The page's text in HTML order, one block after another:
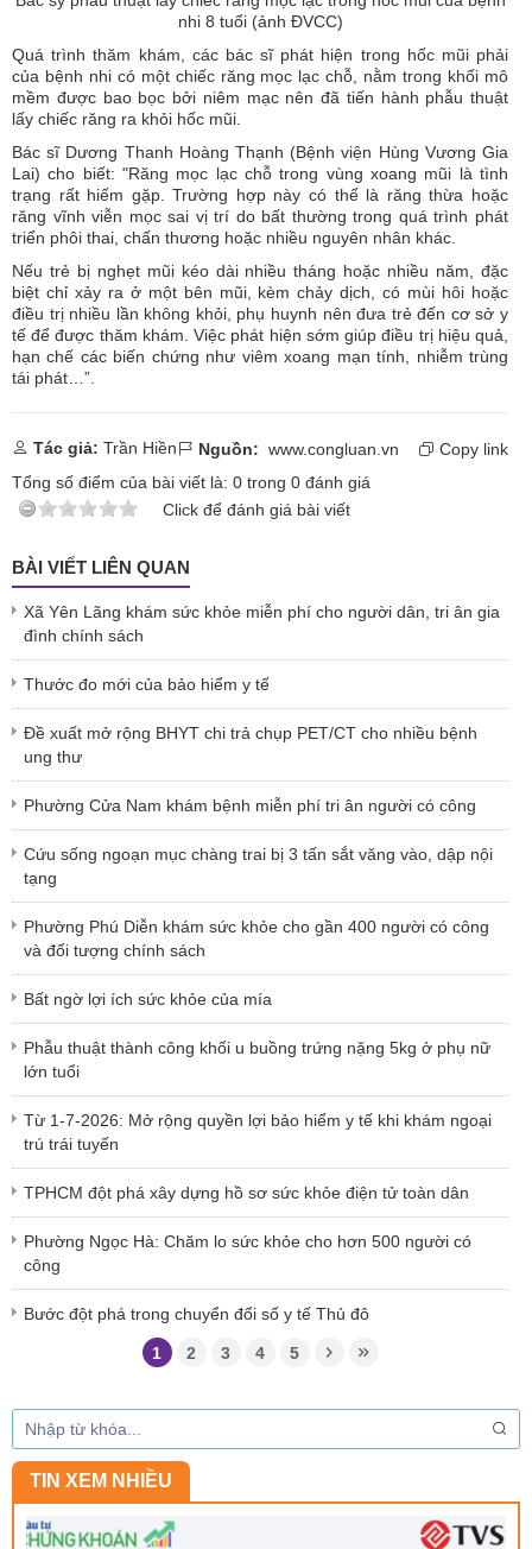
nhi 8 tuổi (ảnh ĐVCC)
Quá trình thăm khám, các bác sĩ phát hiện trong hốc mũi phải
của bệnh nhi có một chiếc răng mọc lạc chỗ, nằm trong khối mô
mềm được bao bọc bởi niêm mạc nên đã tiến hành phẫu thuật
lấy chiếc răng ra khỏi hốc mũi.
Bác sĩ Dương Thanh Hoàng Thạnh (Bệnh viện Hùng Vương Gia
Lai) cho biết: "Răng mọc lạc chỗ trong vùng xoang mũi là tình
trạng rất hiếm gặp. Trường hợp này có thể là răng thừa hoặc
răng vĩnh viễn mọc sai vị trí do bất thường trong quá trình phát
triển phôi thai, chấn thương hoặc nhiều nguyên nhân khác.
Nếu trẻ bị nghẹt mũi kéo dài nhiều tháng hoặc nhiều năm, đặc
biệt chỉ xảy ra ở một bên mũi, kèm chảy dịch, có mùi hôi hoặc
điều trị nhiều lần không khỏi, phụ huynh nên đưa trẻ đến cơ sở y
tế để được thăm khám. Việc phát hiện sớm giúp điều trị hiệu quả,
hạn chế các biến chứng như viêm xoang mạn tính, nhiễm trùng
tái phát…”.
Tác giả: Trần Hiền Nguồn: www.congluan.vn
Copy link
Tổng số điểm của bài viết là: 0 trong 0 đánh giá
Click để đánh giá bài viết
BÀI VIẾT LIÊN QUAN
Xã Yên Lãng khám sức khỏe miễn phí cho người dân, tri ân gia
đình chính sách
Thước đo mới của bảo hiểm y tế
Đề xuất mở rộng BHYT chi trả chụp PET/CT cho nhiều bệnh
ung thư
Phường Cửa Nam khám bệnh miễn phí tri ân người có công
Cứu sống ngoạn mục chàng trai bị 3 tấn sắt văng vào, dập nội
tạng
Phường Phú Diễn khám sức khỏe cho gần 400 người có công
và đối tượng chính sách
Bất ngờ lợi ích sức khỏe của mía
Phẫu thuật thành công khối u buồng trứng nặng 5kg ở phụ nữ
lớn tuổi
Từ 1-7-2026: Mở rộng quyền lợi bảo hiểm y tế khi khám ngoại
trú trái tuyến
TPHCM đột phá xây dựng hồ sơ sức khỏe điện tử toàn dân
Phường Ngọc Hà: Chăm lo sức khỏe cho hơn 500 người có
công
Bước đột phá trong chuyển đổi số y tế Thủ đô
1 2 3 4 5
TIN XEM NHIỀU